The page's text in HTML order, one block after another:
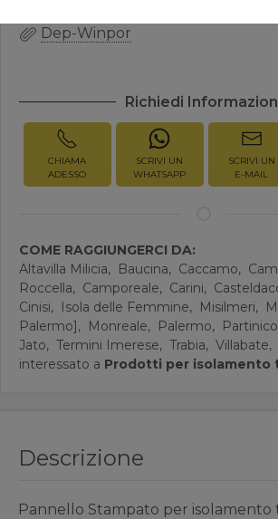
Dep-Winpor
Richiedi
CHIAMA
ADESSO
SCRIVI UN
WHATSAPP
SCRIVI UN
E-MAIL
COME RAGGIUNGERCI DA:
Altavilla Milicia, Baucina, Caccamo,
Roccella, Camporeale, Carini,
Cinisi, Isola delle Femmine, Misilmeri,
Palermo], Monreale, Palermo,
Jato, Termini Imerese, Trabia, Villabate,
interessato a Prodotti per isolamento
Descrizione
Pannello Stampato per isolamento